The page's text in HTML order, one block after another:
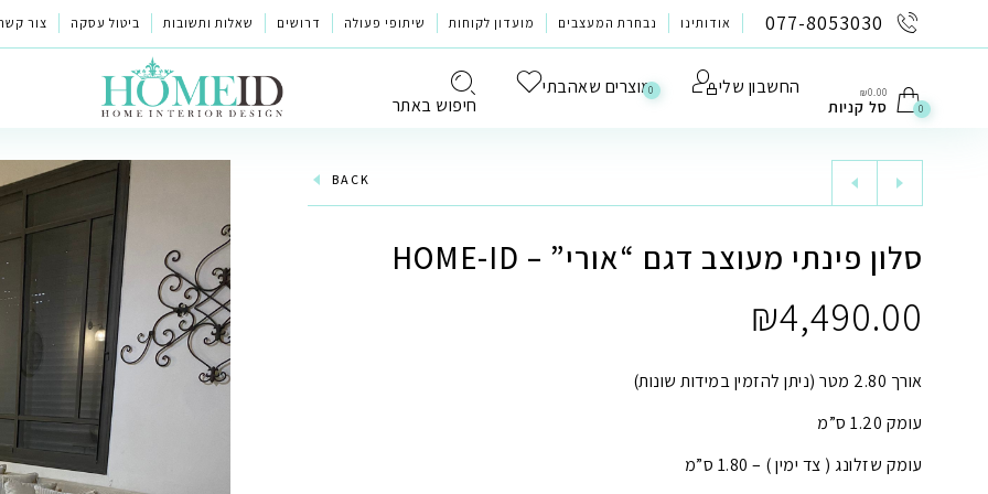
077-8053030 אודותינו נבחרת המעצבים מועדון לקוחות שיתופי פעולה דרושים שאלות ותשובות ביטול עסקה צור
חיפוש באתר
0מוצרים שאהבתי החשבון שלי ₪0.00
סל קניות 0
BACK
סלון פינתי מעוצב דגם “אורי” – HOME-ID
₪4,490.00
אורך 2.80 מטר (ניתן להזמין במידות שונות)
עומק 1.20 ס”מ
עומק שזלונג ( צד ימין ) – 1.80 ס”מ